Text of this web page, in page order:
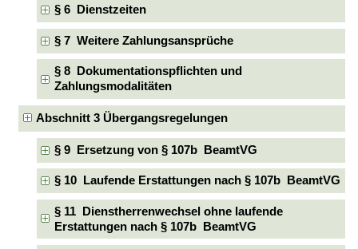
§ 6 Dienstzeiten
§ 7 Weitere Zahlungsansprüche
§ 8 Dokumentationspflichten und
Zahlungsmodalitäten
Abschnitt 3 Übergangsregelungen
§ 9 Ersetzung von § 107b BeamtVG
§ 10 Laufende Erstattungen nach § 107b BeamtVG
§ 11 Dienstherrenwechsel ohne laufende
Erstattungen nach § 107b BeamtVG